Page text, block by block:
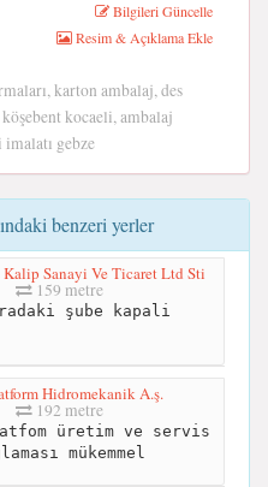
Bilgileri Güncelle
Resim & Açıklama Ekle
karton ambalaj, des
kocaeli, ambalaj
gebze
benzeri yerler
Sanayi Ve Ticaret Ltd Sti
159 metre
şube kapali
Hidromekanik A.ş.
192 metre
üretim ve servis
mükemmel